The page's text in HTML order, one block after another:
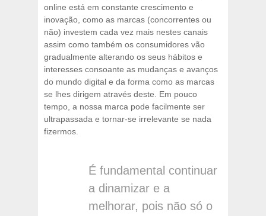
online está em constante crescimento e
inovação, como as marcas (concorrentes ou
não) investem cada vez mais nestes canais
assim como também os consumidores vão
gradualmente alterando os seus hábitos e
interesses consoante as mudanças e avanços
do mundo digital e da forma como as marcas
se lhes dirigem através deste. Em pouco
tempo, a nossa marca pode facilmente ser
ultrapassada e tornar-se irrelevante se nada
fizermos.
É fundamental continuar
a dinamizar e a
melhorar, pois não só o